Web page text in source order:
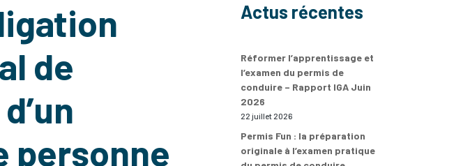
de
personne
Actus récentes
Réformer l’apprentissage et
l’examen du permis de
conduire – Rapport IGA Juin
2026
22 juillet 2026
Permis Fun : la préparation
originale à l’examen pratique